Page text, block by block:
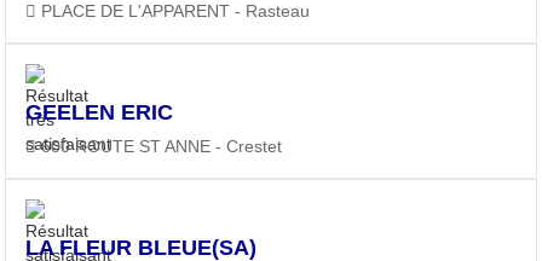
PLACE DE L'APPARENT - Rasteau
GEELEN ERIC
600 ROUTE ST ANNE - Crestet
LA FLEUR BLEUE(SA)